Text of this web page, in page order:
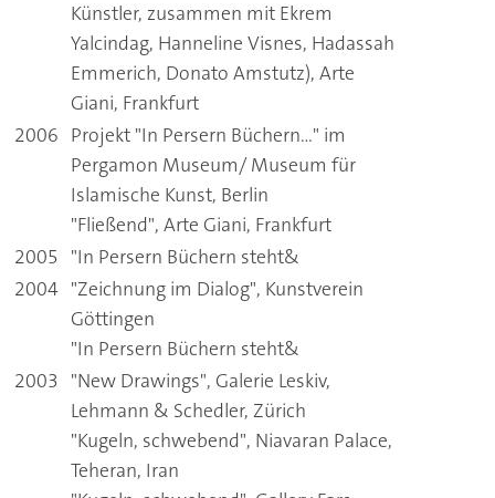
Künstler, zusammen mit Ekrem
Yalcindag, Hanneline Visnes, Hadassah
Emmerich, Donato Amstutz), Arte
Giani, Frankfurt
2006 Projekt "In Persern Büchern..." im
Pergamon Museum/ Museum für
Islamische Kunst, Berlin
"Fließend", Arte Giani, Frankfurt
2005
"In Persern Büchern steht&
2004 "Zeichnung im Dialog", Kunstverein
Göttingen
"In Persern Büchern steht&
2003 "New Drawings", Galerie Leskiv,
Lehmann & Schedler, Zürich
"Kugeln, schwebend", Niavaran Palace,
Teheran, Iran